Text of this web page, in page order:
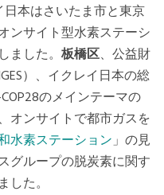
日本はさいたま市と東京
ンサイト型水素ステーシ
した。 板橋区、公益財
）、イクレイ日本の総
のメインテーマの
オンサイトで都市ガスを
水素ステーション」の見
グループの脱炭素に関す
た。